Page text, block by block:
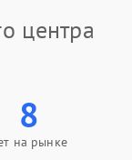
центра
8
на рынке